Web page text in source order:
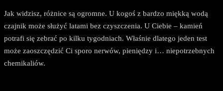
Jak widzisz, różnice są ogromne. U kogoś z bardzo miękką wodą
czajnik może służyć latami bez czyszczenia. U Ciebie – kamień
potrafi się zebrać po kilku tygodniach. Właśnie dlatego jeden test
może zaoszczędzić Ci sporo nerwów, pieniędzy i… niepotrzebnych
chemikaliów.